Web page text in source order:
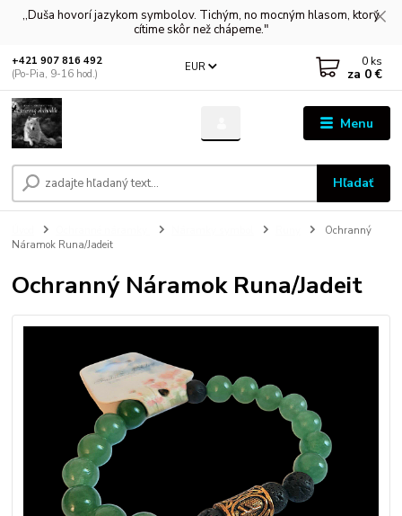
,,Duša hovorí jazykom symbolov. Tichým, no mocným hlasom, ktorý
cítime skôr než chápeme."
Menu
EUR
Hľadať
+421 907 816 492
(Po-Pia, 9-16 hod.)
0 ks
za 0 €
Ochranný
Náramok Runa/Jadeit
Ochranný Náramok Runa/Jadeit